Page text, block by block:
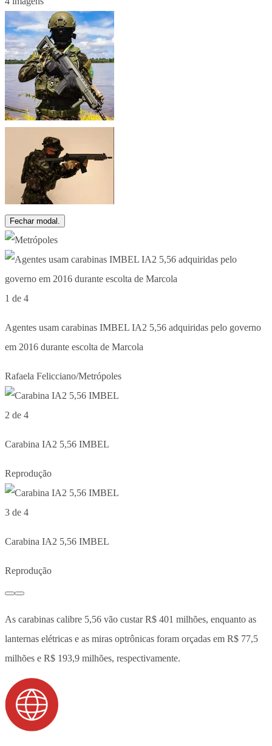
Fechar modal.
1 de 4
Agentes usam carabinas IMBEL IA2 5,56 adquiridas pelo governo
em 2016 durante escolta de Marcola
Rafaela Felicciano/Metrópoles
2 de 4
Carabina IA2 5,56 IMBEL
Reprodução
3 de 4
Carabina IA2 5,56 IMBEL
Reprodução
As carabinas calibre 5,56 vão custar R$ 401 milhões, enquanto as
lanternas elétricas e as miras optrônicas foram orçadas em R$ 77,5
milhões e R$ 193,9 milhões, respectivamente.